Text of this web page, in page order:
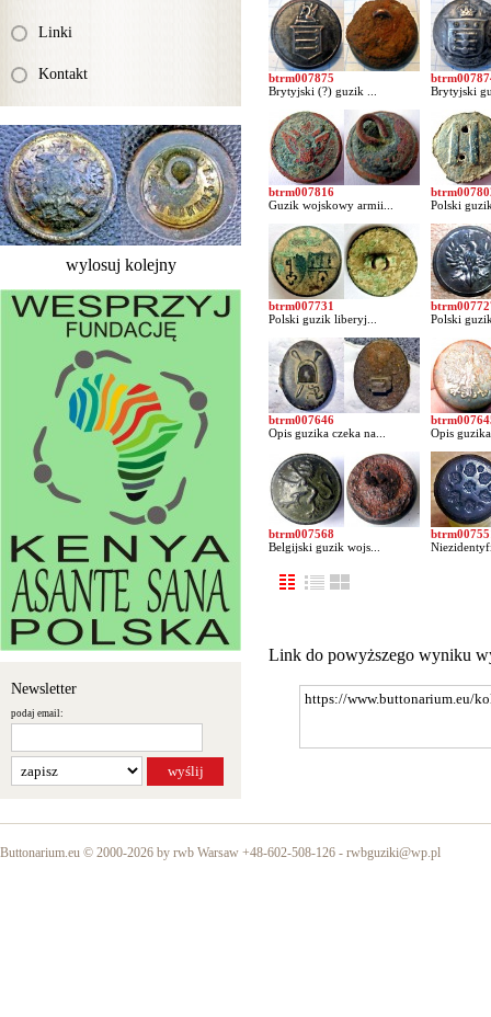
Linki
Kontakt
wylosuj kolejny
Newsletter
podaj email:
btrm007875
Brytyjski (?) guzik ...
Brytyjski
btrm007816
Guzik wojskowy armii...
Polski
btrm007731
Polski guzik liberyj...
Polski
btrm007646
Opis guzika czeka na...
Opis
btrm007568
Belgijski guzik wojs...
Link do powyższego wyniku
Buttonarium.eu © 2000-2026 by rwb Warsaw +48-602-508-126 - rwbguziki@wp.pl